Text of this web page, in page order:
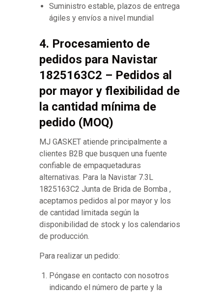
Suministro estable, plazos de entrega
ágiles y envíos a nivel mundial
4. Procesamiento de
pedidos para Navistar
1825163C2 – Pedidos al
por mayor y flexibilidad de
la cantidad mínima de
pedido (MOQ)
MJ GASKET atiende principalmente a
clientes B2B que busquen una fuente
confiable de empaquetaduras
alternativas. Para la Navistar 7.3L
1825163C2 Junta de Brida de Bomba ,
aceptamos pedidos al por mayor y los
de cantidad limitada según la
disponibilidad de stock y los calendarios
de producción.
Para realizar un pedido:
Póngase en contacto con nosotros
indicando el número de parte y la